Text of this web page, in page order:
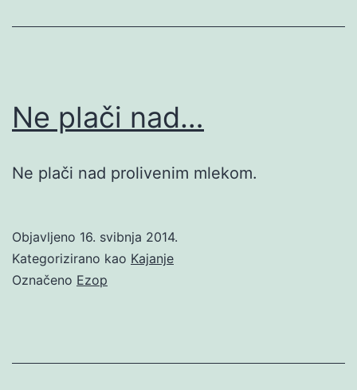
Ne plači nad…
Ne plači nad prolivenim mlekom.
Objavljeno 16. svibnja 2014.
Kategorizirano kao Kajanje
Označeno Ezop